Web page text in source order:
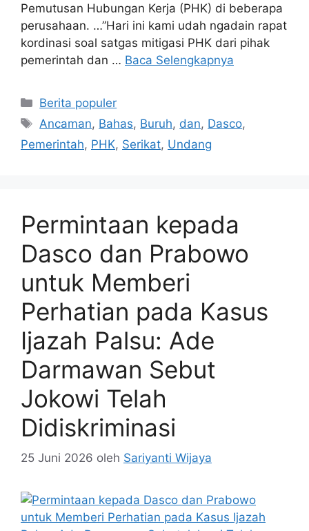
Pemutusan Hubungan Kerja (PHK) di beberapa
perusahaan. …”Hari ini kami udah ngadain rapat
kordinasi soal satgas mitigasi PHK dari pihak
pemerintah dan … Baca Selengkapnya
Kategori
Berita populer
Tag
Ancaman, Bahas, Buruh, dan, Dasco,
Pemerintah, PHK, Serikat, Undang
Permintaan kepada
Dasco dan Prabowo
untuk Memberi
Perhatian pada Kasus
Ijazah Palsu: Ade
Darmawan Sebut
Jokowi Telah
Didiskriminasi
25 Juni 2026 oleh Sariyanti Wijaya